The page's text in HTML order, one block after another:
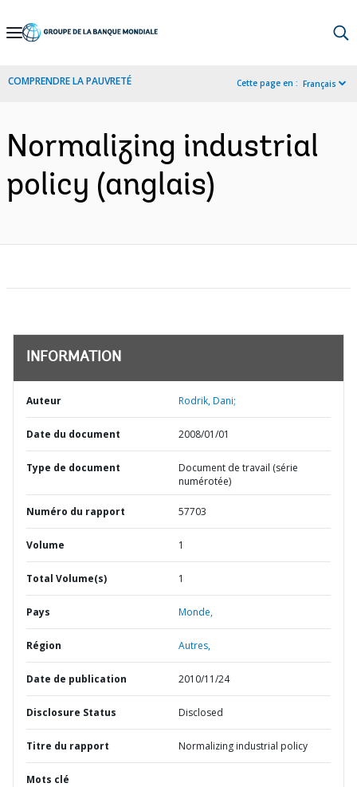
Skip
Navigation
COMPRENDRE LA PAUVRETÉ Cette page en : Français
Normalizing industrial
policy (anglais)
INFORMATION
Auteur Rodrik, Dani;
Date du document 2008/01/01
Type de document
Document de travail (série
numérotée)
Numéro du rapport 57703
Volume 1
Total Volume(s) 1
Pays Monde,
Région Autres,
Date de publication 2010/11/24
Disclosure Status Disclosed
Titre du rapport Normalizing industrial policy
Mots clé